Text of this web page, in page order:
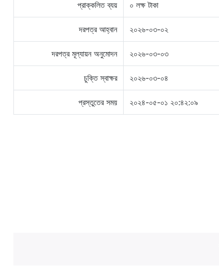
প্রাক্কলিত ব্যয় ০ লক্ষ টাকা
দরপত্র আহ্বান ২০২৬-০৩-০২
দরপত্র মূল্যায়ন অনুমোদন ২০২৬-০৩-০৩
চুক্তি স্বাক্ষর ২০২৬-০৩-০৪
প্রস্তুতের সময় ২০২৪-০৫-০১ ২০:৪২:০৯